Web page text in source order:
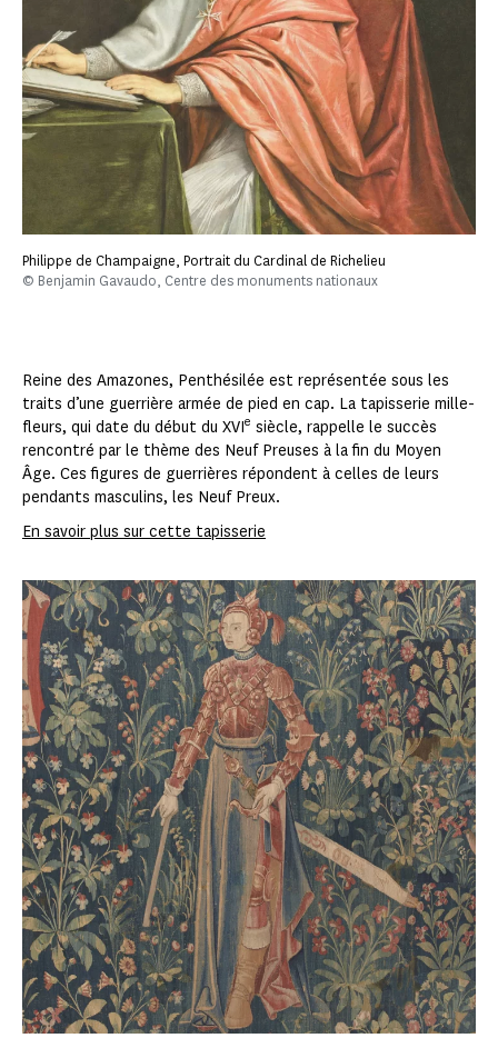
Philippe de Champaigne, Portrait du Cardinal de Richelieu
© Benjamin Gavaudo, Centre des monuments nationaux
Reine des Amazones, Penthésilée est représentée sous les
traits d’une guerrière armée de pied en cap. La tapisserie mille-
fleurs, qui date du début du XVIe siècle, rappelle le succès
rencontré par le thème des Neuf Preuses à la fin du Moyen
Âge. Ces figures de guerrières répondent à celles de leurs
pendants masculins, les Neuf Preux.
En savoir plus sur cette tapisserie